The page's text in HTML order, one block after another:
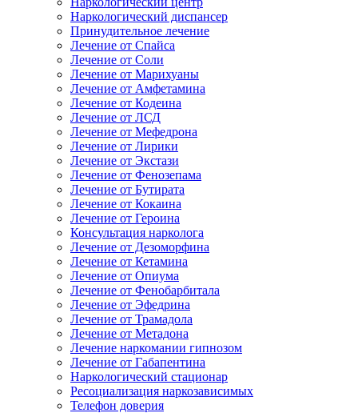
Наркологический диспансер
Принудительное лечение
Лечение от Спайса
Лечение от Соли
Лечение от Марихуаны
Лечение от Амфетамина
Лечение от Кодеина
Лечение от ЛСД
Лечение от Мефедрона
Лечение от Лирики
Лечение от Экстази
Лечение от Фенозепама
Лечение от Бутирата
Лечение от Кокаина
Лечение от Героина
Консультация нарколога
Лечение от Дезоморфина
Лечение от Кетамина
Лечение от Опиума
Лечение от Фенобарбитала
Лечение от Эфедрина
Лечение от Трамадола
Лечение от Метадона
Лечение наркомании гипнозом
Лечение от Габапентина
Наркологический стационар
Ресоциализация наркозависимых
Телефон доверия